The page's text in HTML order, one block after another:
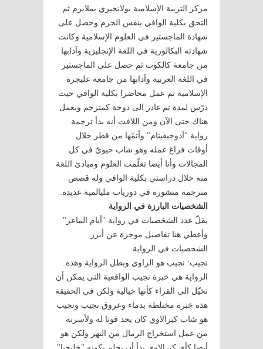
مركز التربية الإسلامية بولانجيري بملابرم ثم
التحق بكلية الوافي بنفس الحرم وحصل على
شهادة الماجستير في العلوم الإسلامية وكانت
شهادته البكالورية في اللغة الإنجليزية وآدابها
من جامعة كالكوت ثم حصل على الماجستير
في اللغة العربية وآدابها من جامعة عليجرة
الإسلامية ثم عمل محاضرا بكلية الوافي حيث
درّس لمدة ثم غادر الى دوحة كمترجم ويعمل
هناك حتى الآن ومن اللافت أنه بدأ ترجمة
رواية "آدوجيفيتام" وأتمّها من قطر خلال
أوقات فراغ عمله وهو شاب حيويّ في كل
المجالات وأنا أيضا تعلّمت العلوم ومبادئ اللغة
منه خلال دراستي بكلية الوافي وله قصص
مترجمة منشورة في دوريات مليالمية عديدة.
الشخصيات البارزة في الرواية
يقلّ عدد الشخصيات في رواية "أيام الماعز"
وأعطي هنا تفاصيل موجزة عن أبرز
الشخصيات في الرواية.
نجيب: نجيب هو الراوي وبطل الرواية وهذه
الرواية هي خبرة نجيب الواقعية التي يمكن أن
تخيّل الى القراء كأنها خيالية ولكن في الحقيقة
هذه خبرة مختلطة بدماء وعروق نجيب ونجيب
هو شاب كيرالاوي كان يجد قوتا له ولأسرته
من عمل استخراج الرمال من النهر ولكن هو